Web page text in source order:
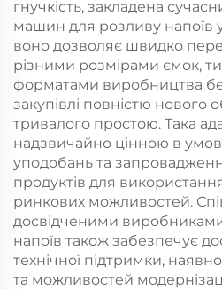
гнучкість, закладена
машин для розливу напоїв
воно дозволяє швидко
різними розмірами ємок,
форматами виробництва
закупівлі повністю нового
тривалого простою. Така
надзвичайно цінною в
уподобань та
продуктів для
ринкових можливостей.
досвідченими
напоїв також забезпечує
технічної підтримки,
та можливостей